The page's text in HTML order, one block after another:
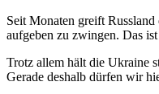
Seit Monaten greift
aufgeben zu zwingen. Das
Trotz allem hält die Ukraine
Gerade deshalb dürfen wir